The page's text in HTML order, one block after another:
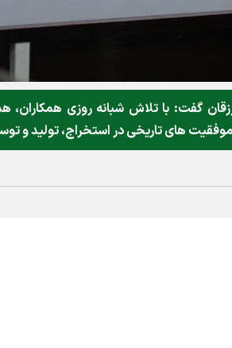
گفت: با تلاش شبانه روزی همکاران،
های تاریخی در استخراج، تولید و